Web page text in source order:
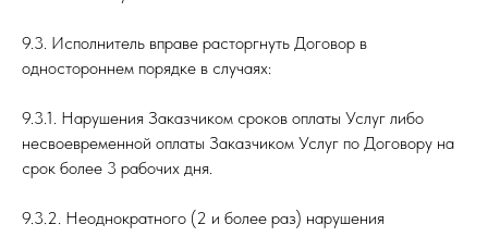
9.3. Исполнитель вправе расторгнуть Договор в
одностороннем порядке в случаях:
9.3.1. Нарушения Заказчиком сроков оплаты Услуг либо
несвоевременной оплаты Заказчиком Услуг по Договору на
срок более 3 рабочих дня.
9.3.2. Неоднократного (2 и более раз) нарушения